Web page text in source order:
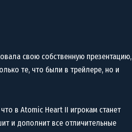
свою собственную презентацию,
те, что были в трейлере, но и
в Atomic Heart II игрокам станет
и дополнит все отличительные